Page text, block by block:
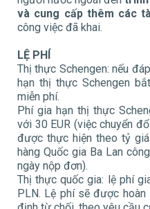
và cung cấp thêm các
công việc đã khai.
LỆ PHÍ
Thị thực Schengen: nếu
hạn thị thực Schengen
miễn phí.
Phí gia hạn thị thực
với 30 EUR (việc chuyển
được thực hiện theo tỷ
hàng Quốc gia Ba Lan
ngày nộp đơn).
Thị thực quốc gia: lệ phí
PLN. Lệ phí sẽ được